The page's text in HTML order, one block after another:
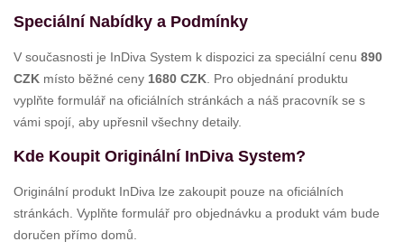
Speciální Nabídky a Podmínky
V současnosti je InDiva System k dispozici za speciální cenu 890
CZK místo běžné ceny 1680 CZK . Pro objednání produktu
vyplňte formulář na oficiálních stránkách a náš pracovník se s
vámi spojí, aby upřesnil všechny detaily.
Kde Koupit Originální InDiva System?
Originální produkt InDiva lze zakoupit pouze na oficiálních
stránkách. Vyplňte formulář pro objednávku a produkt vám bude
doručen přímo domů.